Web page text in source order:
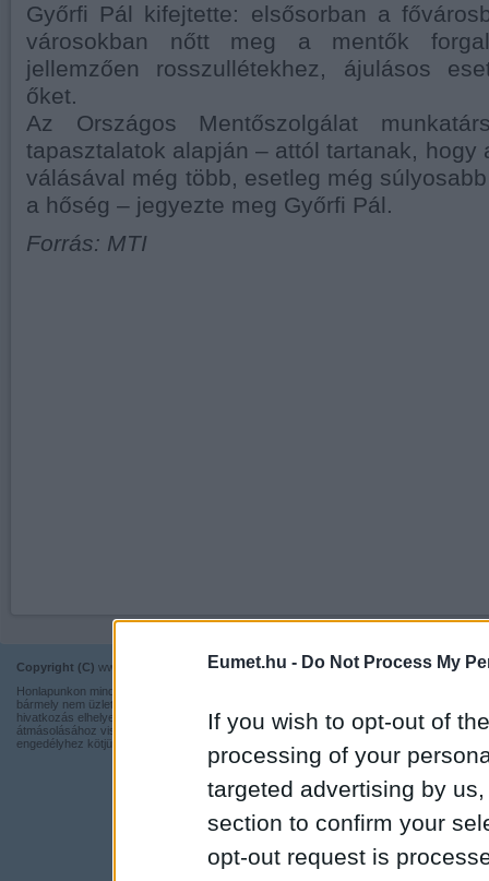
Eumet.hu - Do Not Process My
If you wish to opt-out of
processing of your
targeted advertising by
section to confirm your
opt-out request is
Győrfi Pál kifejtette: elsősorban a
városokban nőtt meg a mentők
jellemzően rosszullétekhez, ájulásos
őket.
Az Országos Mentőszolgálat
tapasztalatok alapján – attól tartanak, hogy
válásával még több, esetleg még
a hőség – jegyezte meg Győrfi Pál.
Forrás: MTI
Copyright (C) www.eumet.hu Minden jog fenntartva.
Honlapunkon minden információ szabadon és ingyen használható,
bármely nem üzleti tevékenységhez a forrás pontos megjelölésével,
hivatkozás elhelyezésével. Részeinek más honlapra történő
átmásolásához viszont nem járulunk hozzá, illetve írásos
engedélyhez kötjük.
Impresszum
Adatvédelmi